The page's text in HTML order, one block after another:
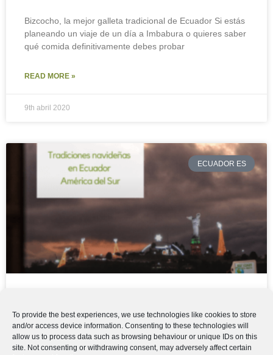
To provide the best experiences, we use technologies like cookies to store
and/or access device information. Consenting to these technologies will
allow us to process data such as browsing behaviour or unique IDs on this
site. Not consenting or withdrawing consent, may adversely affect certain
Bizcocho, la mejor galleta tradicional de Ecuador Si estás
planeando un viaje de un día a Imbabura o quieres saber
qué comida definitivamente debes probar
READ MORE »
9th abril 2020
ECUADOR ES
ECUADOR – AMÉRICA DEL SUR